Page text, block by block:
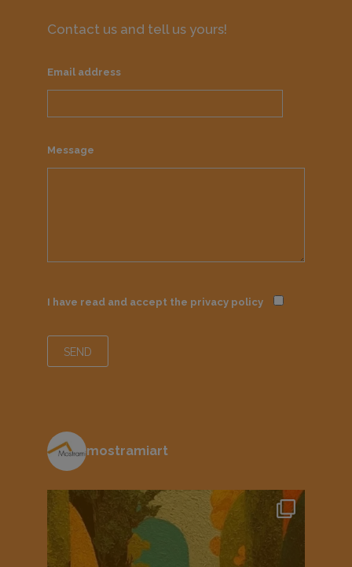
Contact us and tell us yours!
Email address
Message
I have read and accept the privacy policy
mostramiart